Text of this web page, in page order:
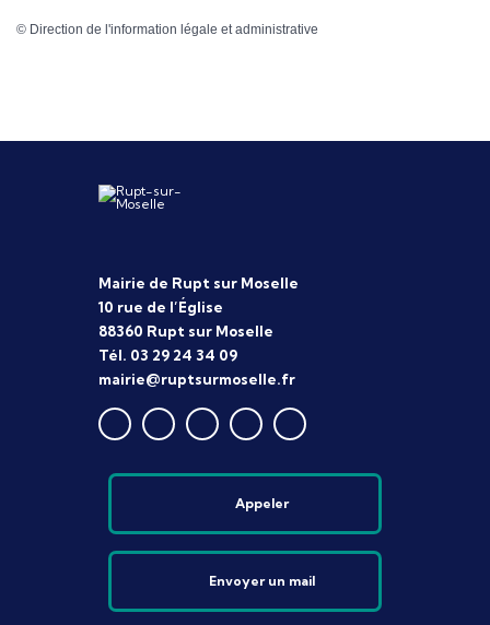
© Direction de l'information légale et administrative
Mairie de Rupt sur Moselle
10 rue de l’Église
88360 Rupt sur Moselle
Tél. 03 29 24 34 09
mairie@ruptsurmoselle.fr
Appeler
Envoyer un mail